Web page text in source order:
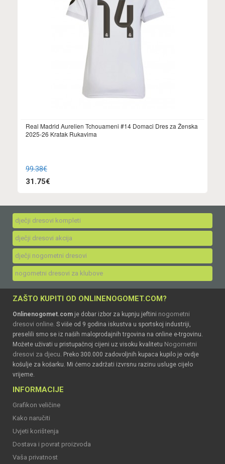
Real Madrid Aurelien Tchouameni #14 Domaci Dres za Ženska
2025-26 Kratak Rukavima
99.38€
31.75€
dječji dresovi kompleti
dječji dresovi akcija
dječji nogometni dresovi
nogometni dresovi za klubove
ZAŠTO KUPITI OD ONLINENOGOMET.COM?
Onlinenogomet.com je dobar izbor za kupnju jeftini nogometni
dresovi online. S više od 9 godina iskustva u sportskoj industriji,
preselili smo se iz naših maloprodajnih trgovina na online e-trgovinu.
Možete uživati u pristupačnoj cijeni uz visoku kvalitetu Nogometni
dresovi za djecu. Preko 300.000 zadovoljnih kupaca kupilo je ovdje
košulje za košarku. Mi ćemo zadržati izvrsnu razinu usluge cijelo
vrijeme.
INFORMACIJE
Grafikon veličine
Kako naručiti
Uvjeti korištenja
Dostava i povrat proizvoda
Vaša privatnost